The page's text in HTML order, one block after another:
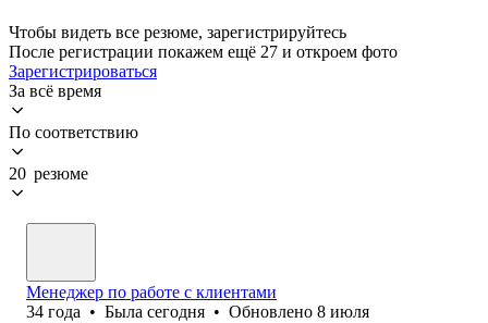
Чтобы видеть все резюме, зарегистрируйтесь
После регистрации покажем ещё 27 и откроем фото
Зарегистрироваться
За всё время
По соответствию
20 резюме
Менеджер по работе с клиентами
34 года • Была сегодня • Обновлено 8 июля